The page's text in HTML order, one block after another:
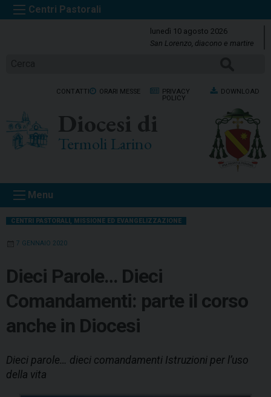
k
t
lunedì 10 agosto 2026
San Lorenzo, diacono e martire
CONTATTI ORARI MESSE
PRIVACY
POLICY
DOWNLOAD
Diocesi di
Termoli Larino
Menu
CENTRI PASTORALI, MISSIONE ED EVANGELIZZAZIONE
7 GENNAIO 2020
Dieci Parole… Dieci
Comandamenti: parte il corso
anche in Diocesi
Dieci parole… dieci comandamenti Istruzioni per l’uso
della vita